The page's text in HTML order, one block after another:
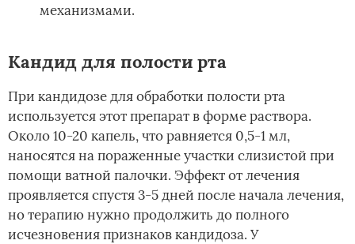
механизмами.
Кандид для полости рта
При кандидозе для обработки полости рта
используется этот препарат в форме раствора.
Около 10-20 капель, что равняется 0,5-1 мл,
наносятся на пораженные участки слизистой при
помощи ватной палочки. Эффект от лечения
проявляется спустя 3-5 дней после начала лечения,
но терапию нужно продолжить до полного
исчезновения признаков кандидоза. У